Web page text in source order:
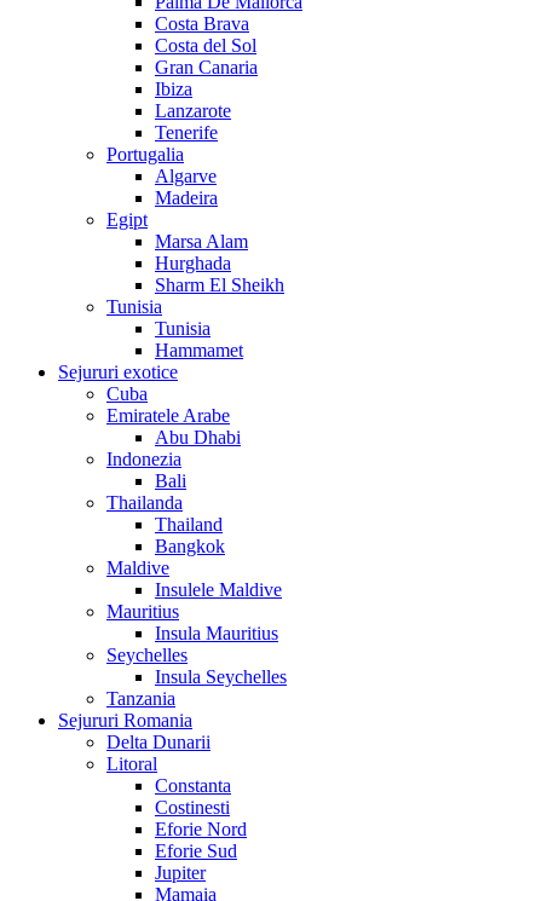
Costa Brava
Costa del Sol
Gran Canaria
Ibiza
Lanzarote
Tenerife
Portugalia
Algarve
Madeira
Egipt
Marsa Alam
Hurghada
Sharm El Sheikh
Tunisia
Tunisia
Hammamet
Sejururi exotice
Cuba
Emiratele Arabe
Abu Dhabi
Indonezia
Bali
Thailanda
Thailand
Bangkok
Maldive
Insulele Maldive
Mauritius
Insula Mauritius
Seychelles
Insula Seychelles
Tanzania
Sejururi Romania
Delta Dunarii
Litoral
Constanta
Costinesti
Eforie Nord
Eforie Sud
Jupiter
Mamaia